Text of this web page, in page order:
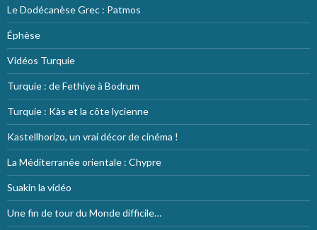
Le Dodécanèse Grec : Patmos
Éphèse
Vidéos Turquie
Turquie : de Fethiye à Bodrum
Turquie : Kàs et la côte lycienne
Kastellhorizo, un vrai décor de cinéma !
La Méditerranée orientale : Chypre
Suakin la vidéo
Une fin de tour du Monde difficile…